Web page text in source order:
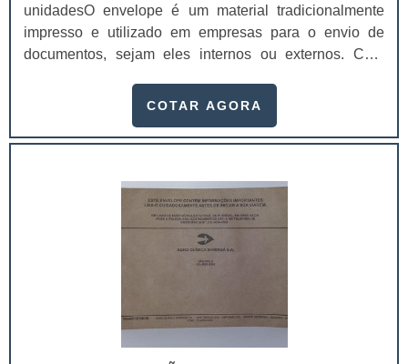
unidadesO envelope é um material tradicionalmente
impresso e utilizado em empresas para o envio de
documentos, sejam eles internos ou externos. Com
documentos de modo que eles não sejam danificados
resistênciaDependendo do material que os envelopes
transporte. Tudo vai de acordo com: O tamanho do
COTAR AGORA